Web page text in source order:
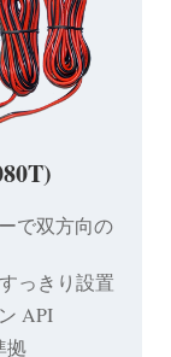
で双方向の
っきり設置
API
拠